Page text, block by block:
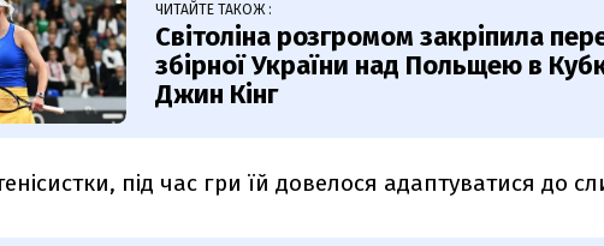
ЧИТАЙТЕ ТАКОЖ :
Світоліна розгромом закріпила
збірної України над Польщею в
Джин Кінг
під час гри їй довелося адаптуватися до